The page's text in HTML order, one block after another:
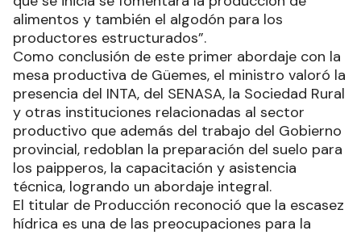
alimentos y también el algodón para los
productores estructurados”.
Como conclusión de este primer abordaje con la
mesa productiva de Güemes, el ministro valoró la
presencia del INTA, del SENASA, la Sociedad Rural
y otras instituciones relacionadas al sector
productivo que además del trabajo del Gobierno
provincial, redoblan la preparación del suelo para
los paipperos, la capacitación y asistencia
técnica, logrando un abordaje integral.
El titular de Producción reconoció que la escasez
hídrica es una de las preocupaciones para la